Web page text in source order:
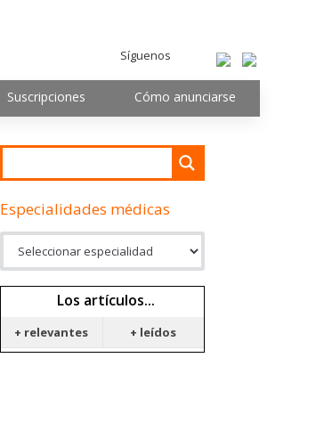
Síguenos
Suscripciones Cómo anunciarse
Especialidades médicas
Los artículos...
+ relevantes + leídos